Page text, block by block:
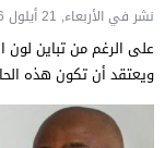
نشر في الأربعاء, 21 أيلول 2016
على الرغم من تباين لون
ويعتقد أن تكون هذه